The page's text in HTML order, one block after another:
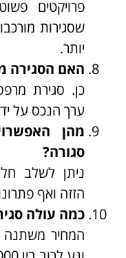
שסגירות
יותר.
האם הסגירה
כן. סגירת
ערך הנכס על
מהן
סגורה?
ניתן לשלב
הזזה ואף
כמה עולה
המחיר משתנה